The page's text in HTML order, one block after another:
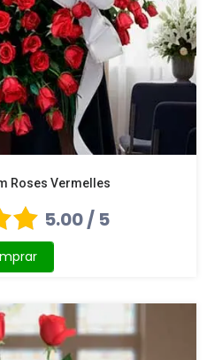
Roses Vermelles
5.00 / 5